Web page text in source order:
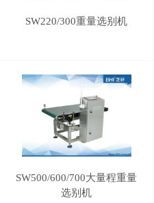
SW220/300重量选别机
SW500/600/700大量程重量
选别机